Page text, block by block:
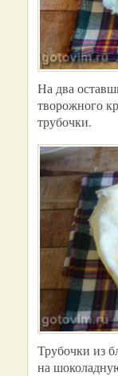
На два
творожного
трубочки.
Трубочки из
на